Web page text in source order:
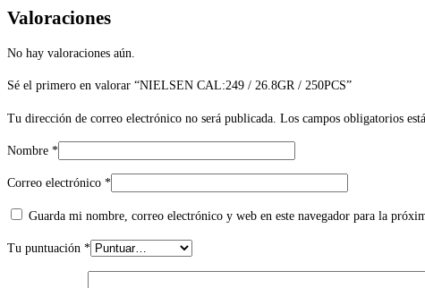
250PCS
cantidad
Valoraciones
No hay valoraciones aún.
Sé el primero en valorar “NIELSEN CAL:249 / 26.8GR / 250PCS”
Tu dirección de correo electrónico no será publicada. Los campos obligatorios
Nombre *
Correo electrónico *
Guarda mi nombre, correo electrónico y web en este navegador para la
Tu puntuación *